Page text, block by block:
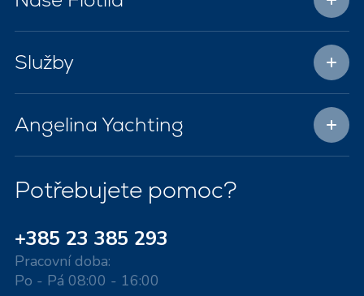
Služby
Angelina Yachting
Potřebujete pomoc?
+385 23 385 293
Pracovní doba:
Po - Pá 08:00 - 16:00